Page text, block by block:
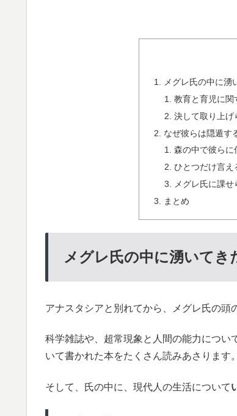
メグレ氏の中に湧
教育と育児に関
決して取り上げ
なぜ彼らは隠遁す
森の中で彼らに
ひとつだけ言え
メグレ氏に課
まとめ
メグレ氏の中に湧いてき
アナスタシアと別れてから、メグレ氏の頭
科学雑誌や、超常現象と人間の能力につい
いて書かれた本をたくさん読みあさります。
そして、氏の中に、現代人の生活について